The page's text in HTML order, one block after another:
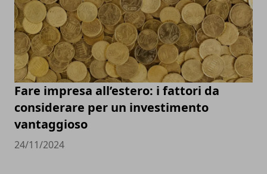
Fare impresa all’estero: i fattori da
considerare per un investimento
vantaggioso
24/11/2024